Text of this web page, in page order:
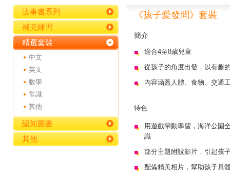
故事書系列
補充練習
精選套裝
中文
英文
數學
常識
其他
認知圖書
其他
《孩子愛發問》套裝
簡介
適合4至8歲兒童
從孩子的角度出發，以有趣
內容涵蓋人體、食物、交通
特色
用遊戲帶動學習，海洋公園
識
部分主題附設影片，引起孩
配備精美相片，幫助孩子具